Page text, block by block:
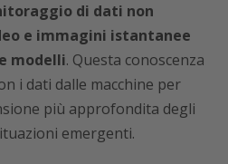
di dati non
e immagini istantanee
modelli. Questa conoscenza
i dati dalle macchine per
più approfondita degli
emergenti.